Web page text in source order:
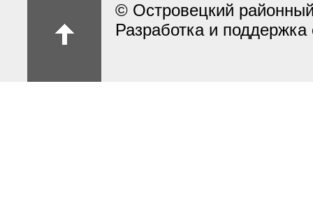
© Островецкий
Разработка и поддержка